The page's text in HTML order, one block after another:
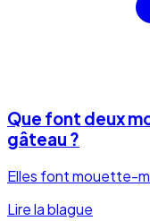
Que font deux
gâteau ?
Elles font mouette-
Lire la blague